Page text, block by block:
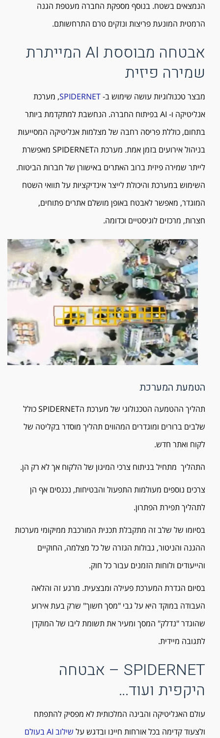
הנמצאים בשטח. בנוסף מספקת החברה מעטפת הגנה
הרמטית המונעת פריצות ונזקים טרם התרחשותם.
אבטחה מבוססת AI המייתרת
שמירה פיזית
מבצר טכנולוגיות עושה שימוש ב-SPIDERNET, מערכת
אנליטיקה ו- AI בפיתוח החברה. הנחשבת למתקדמת ביותר
בתחום, כוללת פריסה רחבה של מצלמות אנליטיקה המסייעות
בניהול אירועים בזמן אמת. מערכת הSPIDERNET מאפשרת
לייתר שמירה פיזית ברוב האתרים באישורן של חברות הביטוח.
השימוש במערכת והיכולת לייצר אינדיקציות על תוואי השטח
המוגדר, מאפשר לאבטח באופן מושלם אתרים פתוחים,
חצרות, מרכזים לוגיסטיים וכדומה.
הטמעת המערכת
תהליך ההטמעה הטכנולוגי של מערכת הSPIDERNET כולל
שלבים ברורים ומוגדרים המהווים תהליך מוסדר בקליטה של
לקוח ואתר חדש.
התהליך מתחיל בניתוח צרכי המיגון של הלקוח אך לא רק הן.
צרכים נוספים מעולמות התפעול והבטיחות, נכנסים אף הן
לתהליך תפירת הפתרון.
בסיומו של שלב זה מתקבלת תכנית המורכבת ממיקומי מערכות
ההגנה והניטור, גבולות הגזרה של כל מצלמה, החוקיים
והייעודים ולוחות הזמנים עבור כל חוק.
בסיום הגדרת המערכת פעילה ומבצעית. מרגע זה והלאה
העבודה במוקד היא על גבי "מסך חשוך" שרק בעת אירוע
שהוגדר "נדלק" המסך ומעיר את תשומת ליבו של המוקדן
לתגובה מיידית.
SPIDERNET – אבטחה
היקפית ועוד…
עולם האנליטיקה והבינה המלכותית לא מפסיק להתפתח
ולצעוד קדימה בכל אורחות חיינו ובדגש על
שילוב AI בעולם